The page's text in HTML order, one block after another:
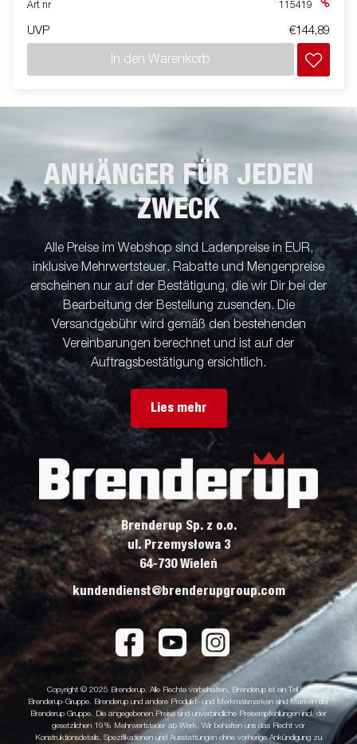
Art nr
115419
UVP €144,89
In den Warenkorb
ANHÄNGER FÜR JEDEN
ZWECK
Alle Preise im Webshop sind Ladenpreise in EUR,
inklusive Mehrwertsteuer. Rabatte und Mengenpreise
erscheinen nur auf der Bestätigung, die wir Dir bei der
Bearbeitung der Bestellung zusenden. Die
Versandgebühr wird gemäß den bestehenden
Vereinbarungen berechnet und ist auf der
Auftragsbestätigung ersichtlich.
Lies mehr
Brenderup Sp. z o.o.
ul. Przemysłowa 3
64-730 Wieleń
kundendienst@brenderupgroup.com
Copyright © 2025 Brenderup. Alle Rechte vorbehalten. Brenderup ist ein Teil der
Brenderup-Gruppe. Brenderup und andere Produkt- und Merkmalsmarken sind Marken der
Brenderup Gruppe. Die angegebenen Preise sind unverbindliche Preisempfehlungen incl. der
gesetzlichen 19% Mehrwertsteuer ab Werk. Wir behalten uns das Recht vor
Konstruktionsdetails, Spezifikationen und Ausstattungen ohne vorherige Ankündigung zu